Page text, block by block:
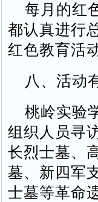
每月的红
都认真进行
红色教育活
八、活动
桃岭实验
组织人员寻
长烈士墓、
墓、新四军
士墓等革命